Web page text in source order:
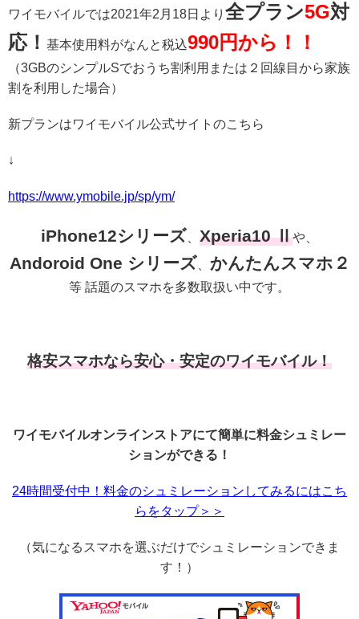
ワイモバイルでは2021年2月18日より 全プラン5G対
応！ 基本使用料がなんと税込990円から！！
（3GBのシンプルSでおうち割利用または２回線目から家族
割を利用した場合）
新プランはワイモバイル公式サイトのこちら
↓
https://www.ymobile.jp/sp/ym/
iPhone12シリーズ、 Xperia10 Ⅱや、
Andoroid One シリーズ、 かんたんスマホ２
等 話題のスマホを多数取扱い中です。
格安スマホなら安心・安定のワイモバイル！
ワイモバイルオンラインストアにて簡単に料金シュミレー
ションができる！
24時間受付中！料金のシュミレーションしてみるにはこち
らをタップ＞＞
（気になるスマホを選ぶだけでシュミレーションできま
す！）